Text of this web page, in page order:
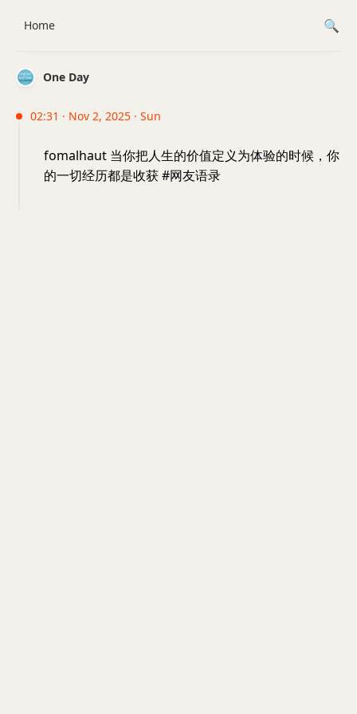
One Day
02:31 · Nov 2, 2025 · Sun
fomalhaut 当你把人生的价值定义为体验的时候，你
的一切经历都是收获 #网友语录
Home